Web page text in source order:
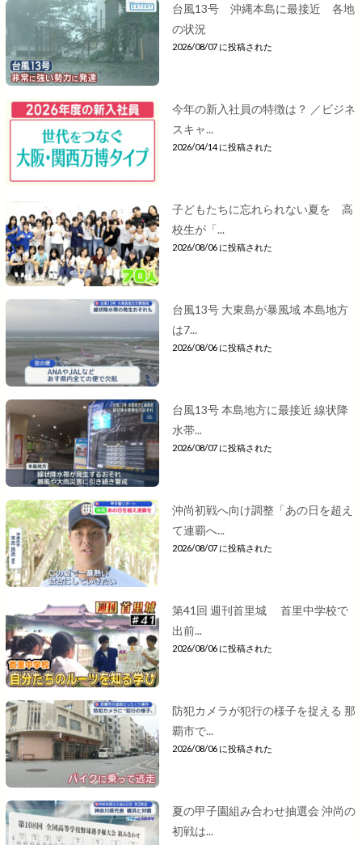
台風13号 沖縄本島に最接近 各地
の状況
2026/08/07 に投稿された
今年の新入社員の特徴は？ ／ビジネ
スキャ...
2026/04/14 に投稿された
子どもたちに忘れられない夏を 高
校生が「...
2026/08/06 に投稿された
台風13号 大東島が暴風域 本島地方
は7...
2026/08/06 に投稿された
台風13号 本島地方に最接近 線状降
水帯...
2026/08/07 に投稿された
沖尚初戦へ向け調整「あの日を超え
て連覇へ...
2026/08/07 に投稿された
第41回 週刊首里城 首里中学校で
出前...
2026/08/06 に投稿された
防犯カメラが犯行の様子を捉える 那
覇市で...
2026/08/06 に投稿された
夏の甲子園組み合わせ抽選会 沖尚の
初戦は...